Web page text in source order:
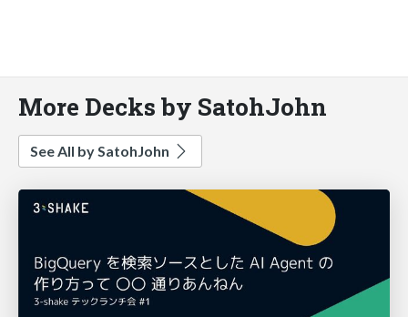
More Decks by SatohJohn
See All by SatohJohn